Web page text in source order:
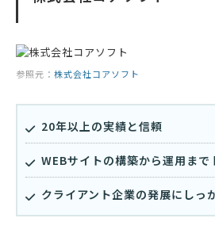
参照元： 株式会社コアソフト
20年以上の実績と信頼
WEBサイトの構築から運用まで
クライアント企業の発展にしっ